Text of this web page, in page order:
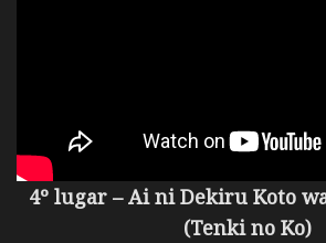
4º lugar – Ai ni Dekiru Koto
(Tenki no Ko)